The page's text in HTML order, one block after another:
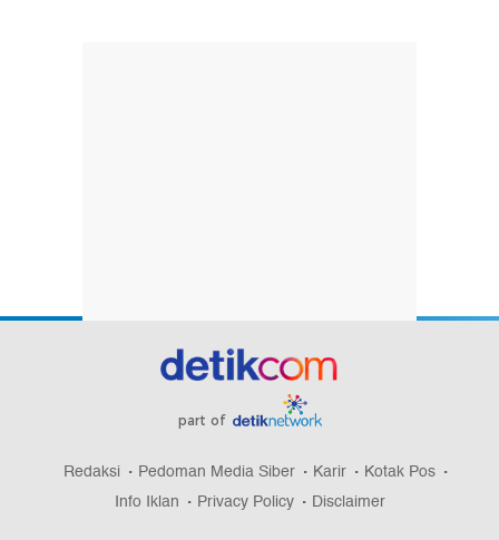
part of
Redaksi Pedoman Media Siber Karir
Kotak Pos
Info Iklan
Privacy Policy Disclaimer